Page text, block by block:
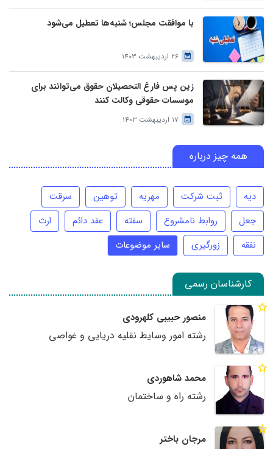
با موافقت مجلس؛ شنبه‌ها تعطیل می‌شود
26 اردیبهشت 1403
زین پس فارغ التحصیلان حقوق می‌توانند برای
موسسات حقوقی وکالت کنند
17 اردیبهشت 1403
همه چیز درباره
دیه ثبت شرکت مهریه توهین
سرقت
جعل
روابط نامشروع سفته عقد دائم
ارث
نفقه
زورگیری سایر موضوعات
کارشناسان رسمی
منصور حبیبی کلهرودی
رشته امور وسایط نقلیه دریایی و غواصی
محمد شاهوردی
رشته راه و ساختمان
مرجان باختر